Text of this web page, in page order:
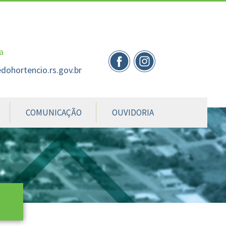
COMUNICAÇÃO OUVIDORIA